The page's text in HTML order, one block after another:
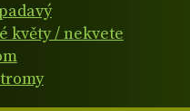
květy / nekvete